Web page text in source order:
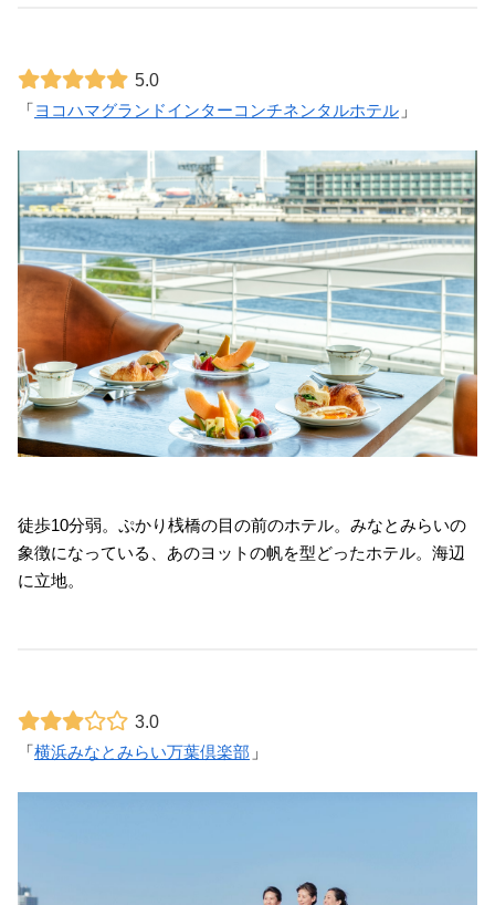
5.0
「ヨコハマグランドインターコンチネンタルホテル 」
徒歩10分弱。ぷかり桟橋の目の前のホテル。みなとみらいの
象徴になっている、あのヨットの帆を型どったホテル。海辺
に立地。
3.0
「横浜みなとみらい万葉倶楽部 」